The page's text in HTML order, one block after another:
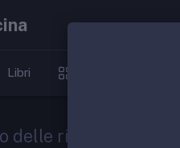
Libri
delle ricevute